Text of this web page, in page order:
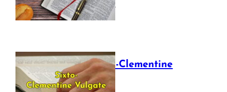
July 16, 2025
The Sixto-Clementine
Vulgate